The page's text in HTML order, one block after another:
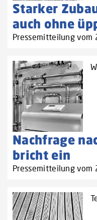
Starker
auch ohne
Pressemitteilung vom
Nachfrage
bricht ein
Pressemitteilung vom